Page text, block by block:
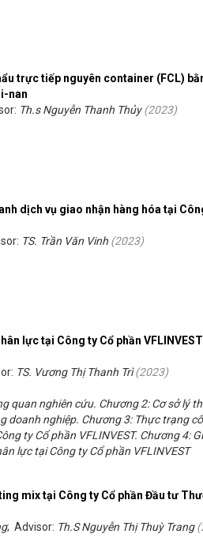
trực tiếp nguyên container (FCL)
nan
Th.s Nguyễn Thanh Thủy(2023)
dịch vụ giao nhận hàng hóa tại
TS. Trần Văn Vinh (2023)
lực tại Công ty Cổ phần
TS. Vương Thị Thanh Trì(2023)
quan nghiên cứu. Chương 2: Cơ sở lý
doanh nghiệp. Chương 3: Thực trạng
ty Cổ phần VFLINVEST. Chương 4:
lực tại Công ty Cổ phần VFLINVEST
mix tại Công ty Cổ phần Đầu tư
; Advisor: Th.S Nguyễn Thị Thuỳ Trang(